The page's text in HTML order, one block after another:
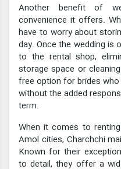
Another benefit of
convenience it offers.
have to worry about
day. Once the wedding is
to the rental shop,
storage space or
free option for brides
without the added
term.
When it comes to
Amol cities, Charchchi
Known for their
to detail, they offer a